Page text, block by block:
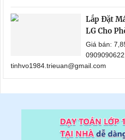
Lắp Đặt
LG Cho
Giá bán:
0909090622,
tinhvo1984.trieuan@gmail.com